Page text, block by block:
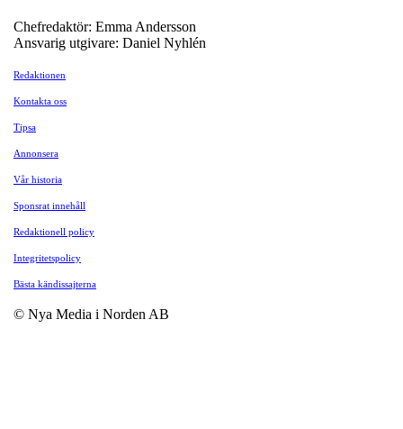
Chefredaktör: Emma Andersson
Ansvarig utgivare: Daniel Nyhlén
Redaktionen
Kontakta oss
Tipsa
Annonsera
Vår historia
Sponsrat innehåll
Redaktionell policy
Integritetspolicy
Bästa kändissajterna
© Nya Media i Norden AB